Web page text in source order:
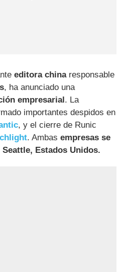
editora chinaresponsable
, ha anunciado una
empresarial. La
importantes despidos en
, y el cierre de Runic
. Ambasempresas se
Estados Unidos.